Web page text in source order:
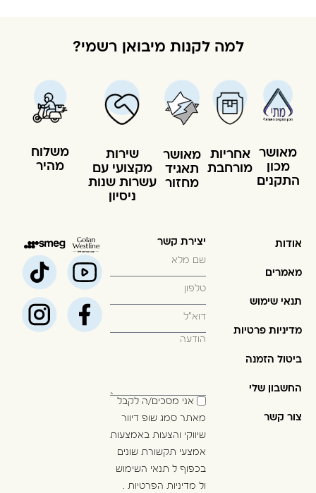
למה לקנות מיבואן רשמי?
מאושר
מכון
התקנים
אחריות
מורחבת
מאושר
תאגיד
מחזור
שירות
מקצועי עם
עשרות שנות
ניסיון
משלוח
מהיר
אודות
מאמרים
תנאי שימוש
מדיניות פרטיות
ביטול הזמנה
החשבון שלי
צור קשר
יצירת קשר
אני מסכים/ה לקבל
מאתר סמג שופ דיוור
שיווקי והצעות באמצעות
אמצעי תקשורת שונים
בכפוף ל תנאי השימוש
ול מדיניות הפרטיות .